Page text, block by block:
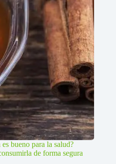
bueno para la salud?
de forma segura